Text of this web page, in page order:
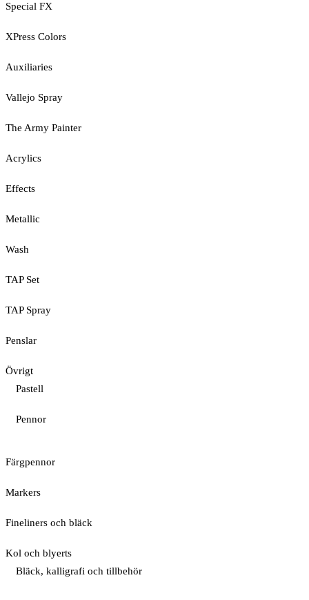
Special FX
XPress Colors
Auxiliaries
Vallejo Spray
The Army Painter
Acrylics
Effects
Metallic
Wash
TAP Set
TAP Spray
Penslar
Övrigt
Pastell
Pennor
Färgpennor
Markers
Fineliners och bläck
Kol och blyerts
Bläck, kalligrafi och tillbehör